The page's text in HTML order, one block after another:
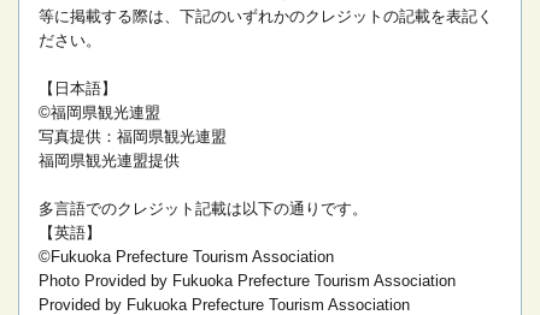
等に掲載する際は、下記のいずれかのクレジットの記載を表記く
ださい。
【日本語】
©福岡県観光連盟
写真提供：福岡県観光連盟
福岡県観光連盟提供
多言語でのクレジット記載は以下の通りです。
【英語】
©Fukuoka Prefecture Tourism Association
Photo Provided by Fukuoka Prefecture Tourism Association
Provided by Fukuoka Prefecture Tourism Association